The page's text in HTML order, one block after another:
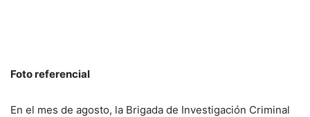
Foto referencial
En el mes de agosto, la Brigada de Investigación Criminal